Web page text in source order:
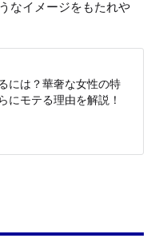
なイメージをもたれや
には？華奢な女性の特
にモテる理由を解説！